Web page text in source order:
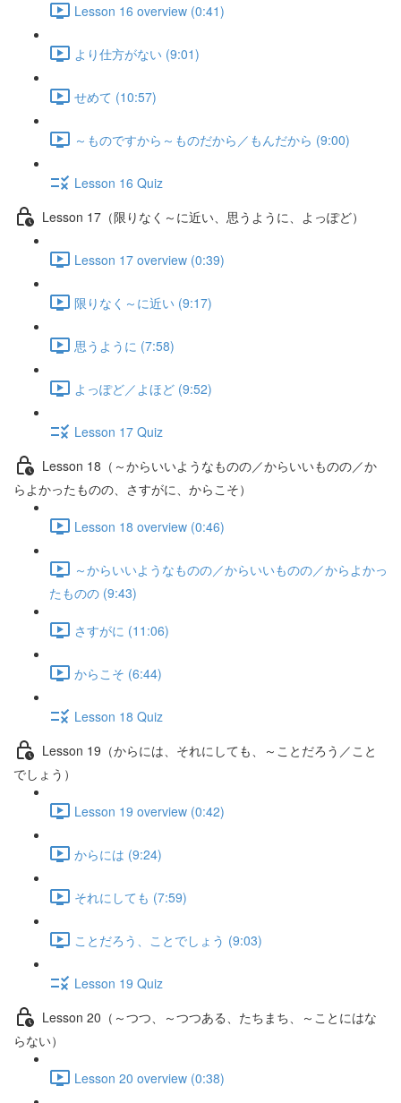
Lesson 16 overview (0:41)
より仕方がない (9:01)
せめて (10:57)
～ものですから～ものだから／もんだから (9:00)
Lesson 16 Quiz
Lesson 17（限りなく～に近い、思うように、よっぽど）
Lesson 17 overview (0:39)
限りなく～に近い (9:17)
思うように (7:58)
よっぽど／よほど (9:52)
Lesson 17 Quiz
Lesson 18（～からいいようなものの／からいいものの／か
らよかったものの、さすがに、からこそ）
Lesson 18 overview (0:46)
～からいいようなものの／からいいものの／からよかっ
たものの (9:43)
さすがに (11:06)
からこそ (6:44)
Lesson 18 Quiz
Lesson 19（からには、それにしても、～ことだろう／こと
でしょう）
Lesson 19 overview (0:42)
からには (9:24)
それにしても (7:59)
ことだろう、ことでしょう (9:03)
Lesson 19 Quiz
Lesson 20（～つつ、～つつある、たちまち、～ことにはな
らない）
Lesson 20 overview (0:38)